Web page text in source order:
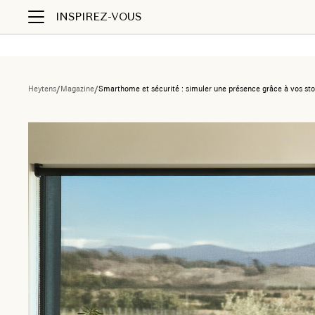
INSPIREZ-VOUS
Heytens/Magazine/Smarthome et sécurité : simuler une présence grâce à vos